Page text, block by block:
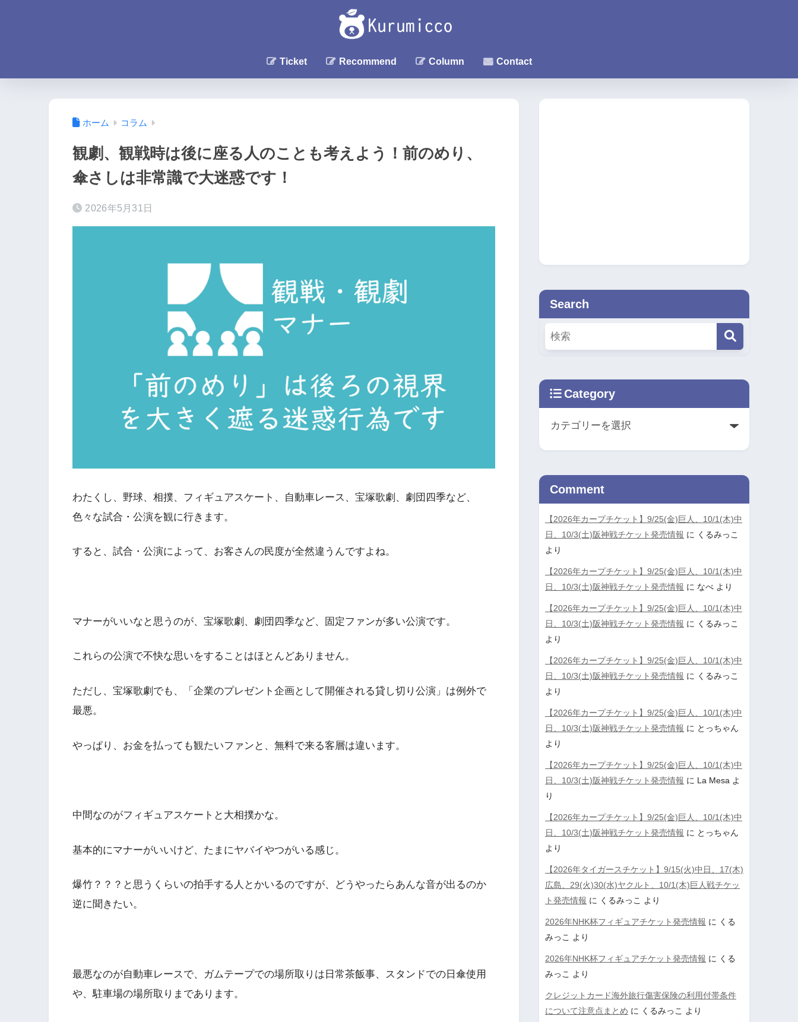
Ticket Recommend Column Contact
ホーム コラム
観劇、観戦時は後に座る人のことも考えよう！前のめり、
傘さしは非常識で大迷惑です！
2026年5月31日
わたくし、野球、相撲、フィギュアスケート、自動車レース、宝塚歌劇、劇団四季など、
色々な試合・公演を観に行きます。
すると、試合・公演によって、お客さんの民度が全然違うんですよね。
マナーがいいなと思うのが、宝塚歌劇、劇団四季など、固定ファンが多い公演です。
これらの公演で不快な思いをすることはほとんどありません。
ただし、宝塚歌劇でも、「企業のプレゼント企画として開催される貸し切り公演」は例外で
最悪。
やっぱり、お金を払っても観たいファンと、無料で来る客層は違います。
中間なのがフィギュアスケートと大相撲かな。
基本的にマナーがいいけど、たまにヤバイやつがいる感じ。
爆竹？？？と思うくらいの拍手する人とかいるのですが、どうやったらあんな音が出るのか
逆に聞きたい。
最悪なのが自動車レースで、ガムテープでの場所取りは日常茶飯事、スタンドでの日傘使用
や、駐車場の場所取りまであります。
Search
Category
Comment
【2026年カープチケット】9/25(金)巨人、10/1(木)中
日、10/3(土)阪神戦チケット発売情報 に くるみっこ
より
【2026年カープチケット】9/25(金)巨人、10/1(木)中
日、10/3(土)阪神戦チケット発売情報 に なべ より
【2026年カープチケット】9/25(金)巨人、10/1(木)中
日、10/3(土)阪神戦チケット発売情報 に くるみっこ
より
【2026年カープチケット】9/25(金)巨人、10/1(木)中
日、10/3(土)阪神戦チケット発売情報 に くるみっこ
より
【2026年カープチケット】9/25(金)巨人、10/1(木)中
日、10/3(土)阪神戦チケット発売情報 に とっちゃん
より
【2026年カープチケット】9/25(金)巨人、10/1(木)中
日、10/3(土)阪神戦チケット発売情報 に La Mesa よ
り
【2026年カープチケット】9/25(金)巨人、10/1(木)中
日、10/3(土)阪神戦チケット発売情報 に とっちゃん
より
【2026年タイガースチケット】9/15(火)中日、17(木)
広島、29(火)30(水)ヤクルト、10/1(木)巨人戦チケッ
ト発売情報 に くるみっこ より
2026年NHK杯フィギュアチケット発売情報 に くる
みっこ より
2026年NHK杯フィギュアチケット発売情報 に くる
みっこ より
クレジットカード海外旅行傷害保険の利用付帯条件
について注意点まとめ に くるみっこ より